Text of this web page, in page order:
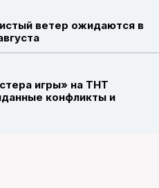
ветер ожидаются в
игры» на ТНТ
конфликты и